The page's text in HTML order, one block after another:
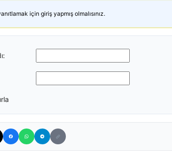
için giriş yapmış olmalısınız.